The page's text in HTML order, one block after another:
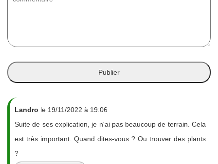
Landro le 19/11/2022 à 19:06
Suite de ses explication, je n'ai pas beaucoup de terrain. Cela
est très important. Quand dites-vous ? Ou trouver des plants
?